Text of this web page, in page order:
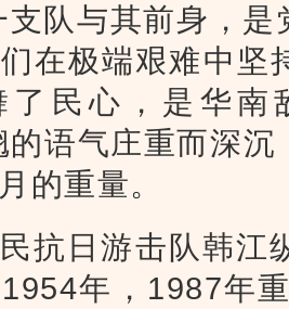
支队与其前身，
在极端艰难中坚
了民心，是华南
的语气庄重而深
的重量。
抗日游击队韩江
年，1987年